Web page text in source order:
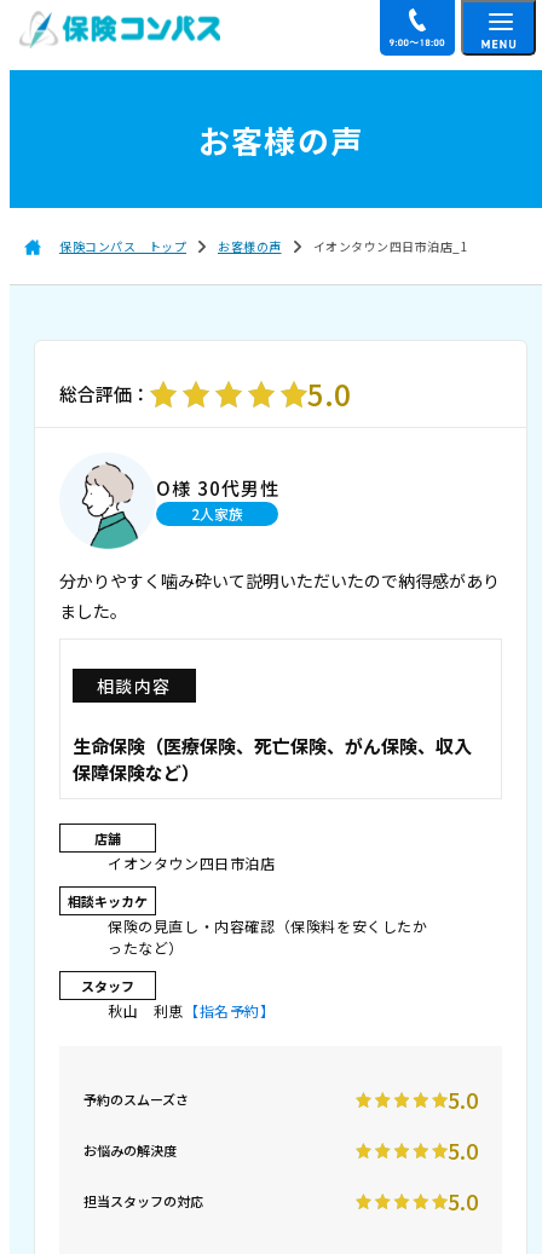
お客様の声
保険コンパス トップ お客様の声 イオンタウン四日市泊店_1
総合評価： 5.0
O様 30代男性
2人家族
分かりやすく噛み砕いて説明いただいたので納得感があり
ました。
相談内容
生命保険（医療保険、死亡保険、がん保険、収入
保障保険など）
店舗
イオンタウン四日市泊店
相談キッカケ
保険の見直し・内容確認（保険料を安くしたか
ったなど）
スタッフ
秋山 利恵 【指名予約】
予約のスムーズさ 5.0
お悩みの解決度 5.0
担当スタッフの対応 5.0